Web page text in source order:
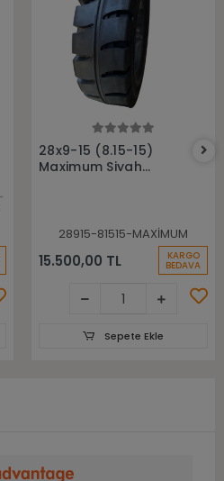
Sepete Ekle
28x9-15 (8.15-15)
Maximum Siyah
28915-81515-MAXİMUM
15.500,00 TL KARGO
BEDAVA
Sepete Ekle